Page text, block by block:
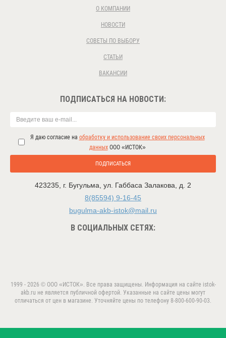
О КОМПАНИИ
НОВОСТИ
СОВЕТЫ ПО ВЫБОРУ
СТАТЬИ
ВАКАНСИИ
ПОДПИСАТЬСЯ НА НОВОСТИ:
Я даю согласие на обработку и использование своих персональных
данныхООО «ИСТОК»
ПОДПИСАТЬСЯ
423235 г. Бугульма ул. Габбаса Залакова, д. 2
8(85594) 9-16-45
bugulma-akb-istok@mail.ru
В СОЦИАЛЬНЫХ СЕТЯХ:
1999 - 2026 © ООО «ИСТОК». Все права защищены. Информация на сайте istok-
akb.ru не является публичной офертой. Указанные на сайте цены могут
отличаться от цен в магазине. Уточняйте цены по телефону 8-800-600-90-03.